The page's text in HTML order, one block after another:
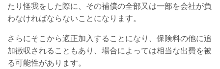
たり怪我をした際に、その補償の全部又は一部を会社が負
わなければならないことになります。
さらにそこから適正加入することになり、保険料の他に追
加徴収されることもあり、場合によっては相当な出費を被
る可能性があります。